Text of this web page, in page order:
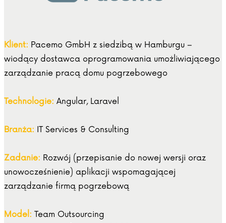
Klient: Pacemo GmbH z siedzibą w Hamburgu –
wiodący dostawca oprogramowania umożliwiającego
zarządzanie pracą domu pogrzebowego
Technologie: Angular, Laravel
Branża: IT Services & Consulting
Zadanie: Rozwój (przepisanie do nowej wersji oraz
unowocześnienie) aplikacji wspomagającej
zarządzanie firmą pogrzebową
Model: Team Outsourcing